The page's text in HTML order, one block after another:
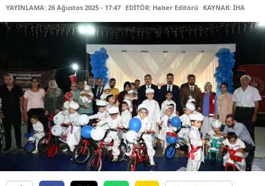
YAYINLAMA: 26 Ağustos 2025 - 17:47 EDİTÖR: Haber Editörü KAYNAK: İHA